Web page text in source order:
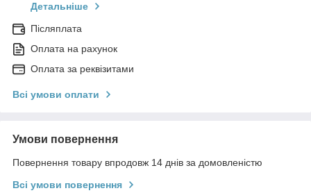
Детальніше
Післяплата
Оплата на рахунок
Оплата за реквізитами
Всі умови оплати
Умови повернення
Повернення товару впродовж 14 днів за домовленістю
Всі умови повернення